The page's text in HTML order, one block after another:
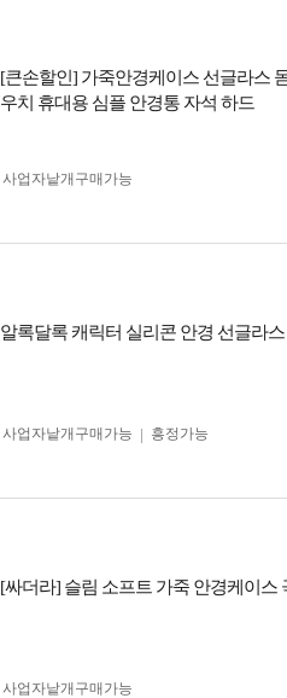
[큰손할인] 가죽안경케이스 선글라스
우치 휴대용 심플 안경통 자석 하드
사업자 낱개구매가능
알록달록 캐릭터 실리콘 안경 선글라
사업자 낱개구매가능 흥정가능
[싸더라] 슬림 소프트 가죽 안경케이스
사업자 낱개구매가능